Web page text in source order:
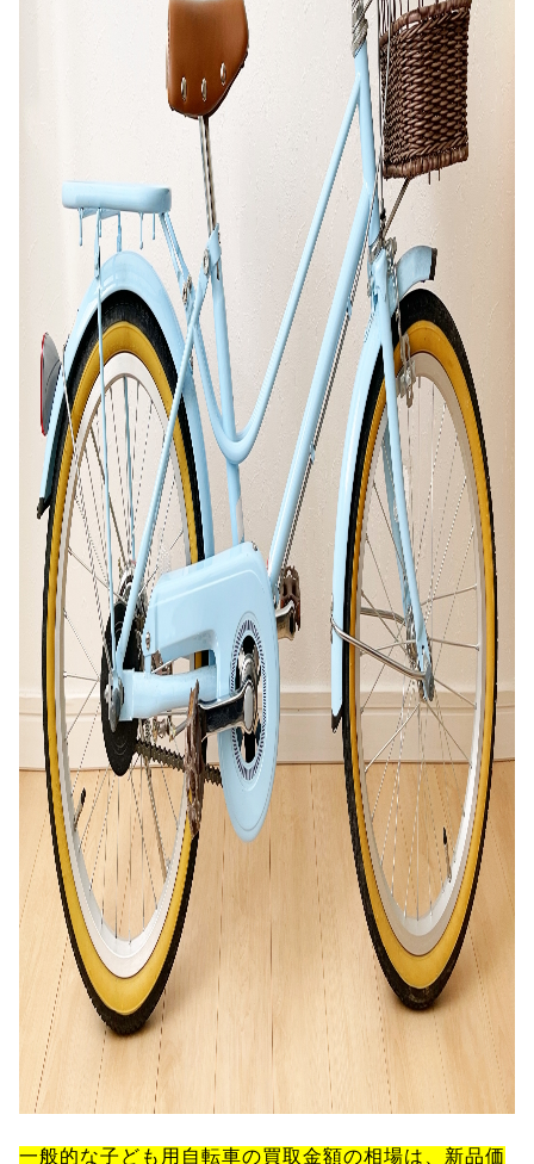
一般的な子ども用自転車の買取金額の相場は、新品価